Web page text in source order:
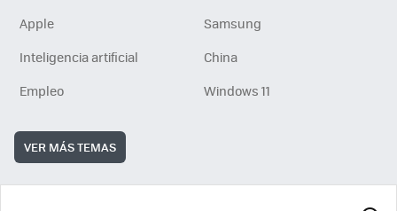
Apple
Samsung
Inteligencia artificial
China
Empleo
Windows 11
VER MÁS TEMAS